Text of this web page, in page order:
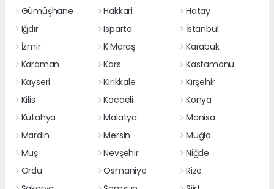
Gümüşhane
Hakkari
Hatay
Iğdır
Isparta
İstanbul
İzmir
K.Maraş
Karabük
Karaman
Kars
Kastamonu
Kayseri
Kırıkkale
Kırşehir
Kilis
Kocaeli
Konya
Kütahya
Malatya
Manisa
Mardin
Mersin
Muğla
Muş
Nevşehir
Niğde
Ordu
Osmaniye
Rize